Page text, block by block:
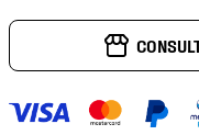
10. tenis nike